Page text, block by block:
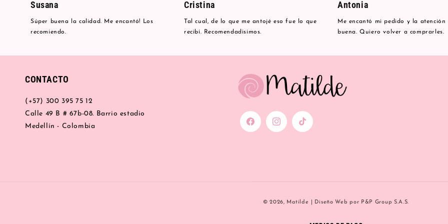
Susana
Súper buena la calidad. Me encantó! Los
recomiendo.
Cristina
Tal cual, de lo que me antojé eso fue lo que
recibí. Recomendadisimos.
Antonia
Me encantó mi pedido y la atención
buena. Quiero volver a comprarles.
CONTACTO
(+57) 300 395 75 12
Calle 49 B # 67b-08. Barrio estadio
Medellín - Colombia
FacebookInstagramTikTok
© 2026, Matilde Diseño Web por P&P Group S.A.S.